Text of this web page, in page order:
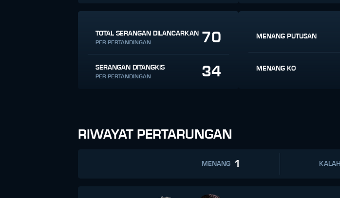
TOTAL SERANGAN DILANCARKAN
PER PERTANDINGAN 70
SERANGAN DITANGKIS
PER PERTANDINGAN 34
MENANG PUTUSAN
MENANG KO
RIWAYAT PERTARUNGAN
MENANG 1 KALAH